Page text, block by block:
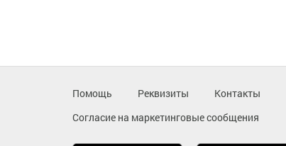
Помощь Реквизиты Контакты
Согласие на маркетинговые сообщения